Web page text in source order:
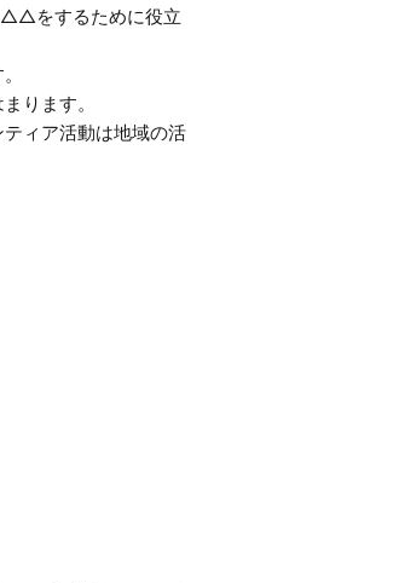
をするために役立
ります。
ィア活動は地域の活